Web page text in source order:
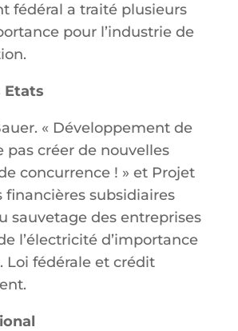
fédéral a traité plusieurs
pour l’industrie de
Etats
« Développement de
pas créer de nouvelles
concurrence ! » et Projet
financières subsidiaires
sauvetage des entreprises
l’électricité d’importance
Loi fédérale et crédit